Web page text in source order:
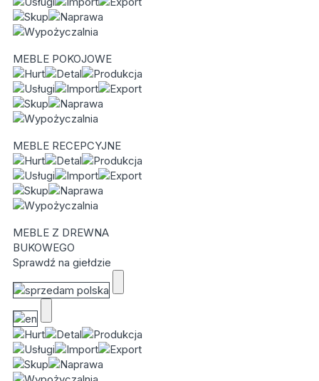
MEBLE POKOJOWE
MEBLE RECEPCYJNE
MEBLE Z DREWNA
BUKOWEGO
Sprawdź na giełdzie